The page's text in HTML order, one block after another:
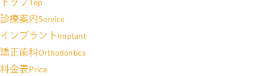
診療案内Service
インプラント Implant
矯正歯科Orthodontics
料金表Price